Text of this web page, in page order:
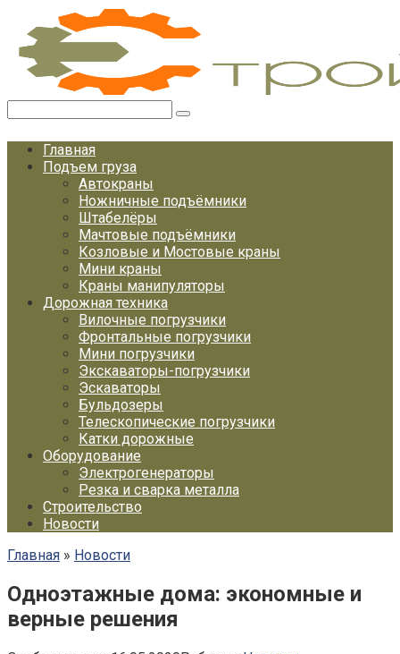
Перейти
контенту
Главная
Подъем груза
Автокраны
Ножничные подъёмники
Штабелёры
Мачтовые подъёмники
Козловые и Мостовые краны
Мини краны
Краны манипуляторы
Дорожная техника
Вилочные погрузчики
Фронтальные погрузчики
Мини погрузчики
Экскаваторы-погрузчики
Эскаваторы
Бульдозеры
Телескопические погрузчики
Катки дорожные
Оборудование
Электрогенераторы
Резка и сварка металла
Строительство
Новости
Главная » Новости
Одноэтажные дома: экономные и
верные решения